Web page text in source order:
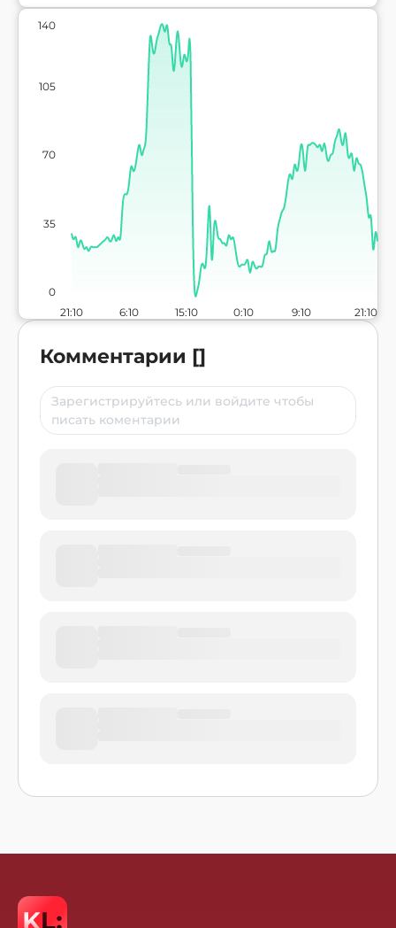
21:10 6:10 15:10 0:10 9:10 21:10
0
35
70
105
140
Комментарии []